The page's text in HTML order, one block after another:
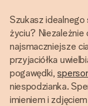
Szukasz
życiu?
najsmaczniejsze
przyjaciółka
pogawędki,
niespodzianka.
imieniem i